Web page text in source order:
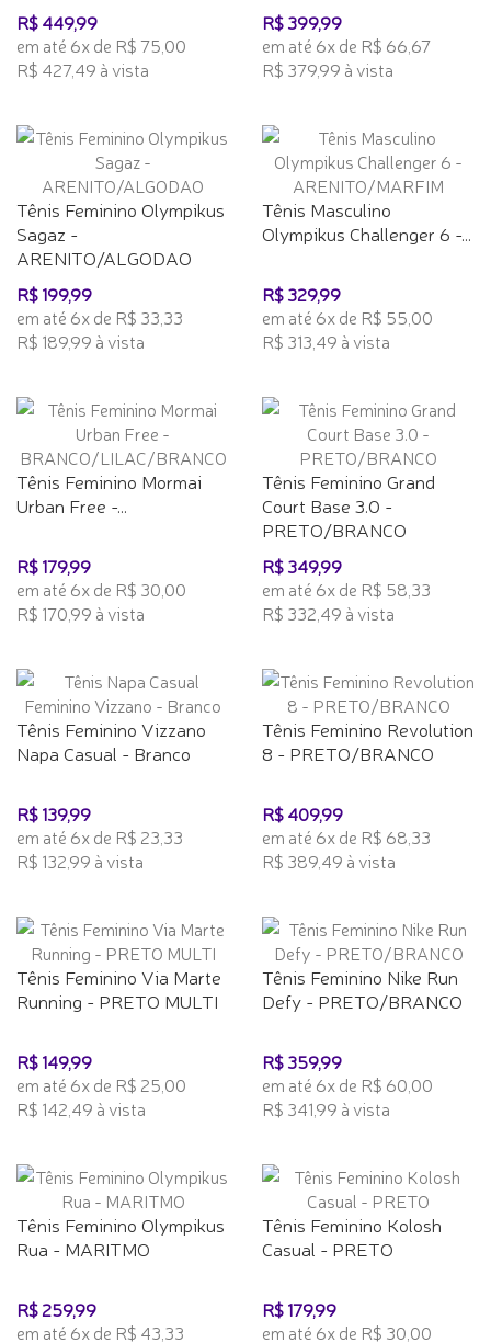
R$ 449,99
em até 6x de R$ 75,00
R$ 427,49 à vista
R$ 399,99
em até 6x de R$ 66,67
R$ 379,99 à vista
Tênis Feminino Olympikus
Sagaz -
ARENITO/ALGODAO
R$ 199,99
em até 6x de R$ 33,33
R$ 189,99 à vista
Tênis Masculino
Olympikus Challenger 6 -...
R$ 329,99
em até 6x de R$ 55,00
R$ 313,49 à vista
Tênis Feminino Mormai
Urban Free -...
R$ 179,99
em até 6x de R$ 30,00
R$ 170,99 à vista
Tênis Feminino Grand
Court Base 3.0 -
PRETO/BRANCO
R$ 349,99
em até 6x de R$ 58,33
R$ 332,49 à vista
Tênis Feminino Vizzano
Napa Casual - Branco
R$ 139,99
em até 6x de R$ 23,33
R$ 132,99 à vista
Tênis Feminino Revolution
8 - PRETO/BRANCO
R$ 409,99
em até 6x de R$ 68,33
R$ 389,49 à vista
Tênis Feminino Via Marte
Running - PRETO MULTI
R$ 149,99
em até 6x de R$ 25,00
R$ 142,49 à vista
Tênis Feminino Nike Run
Defy - PRETO/BRANCO
R$ 359,99
em até 6x de R$ 60,00
R$ 341,99 à vista
Tênis Feminino Olympikus
Rua - MARITMO
R$ 259,99
em até 6x de R$ 43,33
Tênis Feminino Kolosh
Casual - PRETO
R$ 179,99
em até 6x de R$ 30,00